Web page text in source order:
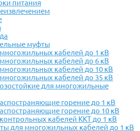
питания
муфты
кабелей до 1 кВ
кабелей до 6 кВ
кабелей до 10 кВ
кабелей до 35 кВ
для многожильные
горение до 1 кВ
горение до 10 кВ
кабелей ККТ до 1 кВ
для многожильных кабелей до 1 кВ